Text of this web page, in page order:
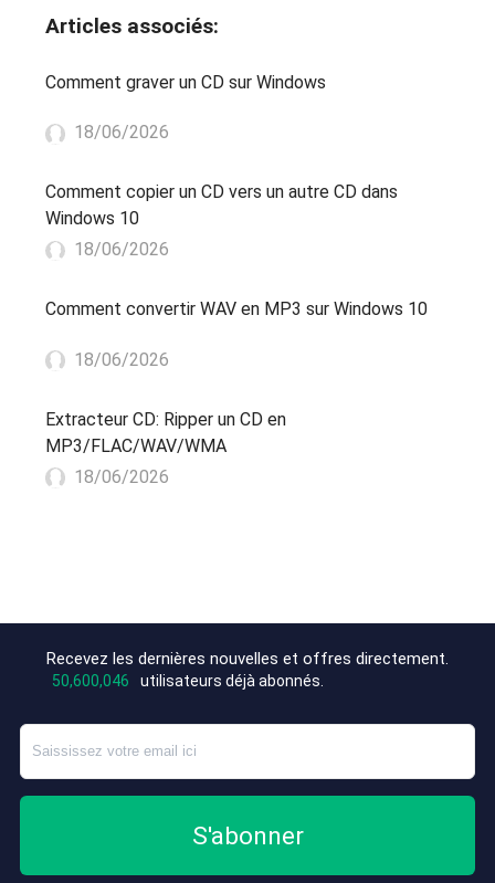
Articles associés:
Comment graver un CD sur Windows
18/06/2026
Comment copier un CD vers un autre CD dans
Windows 10
18/06/2026
Comment convertir WAV en MP3 sur Windows 10
18/06/2026
Extracteur CD: Ripper un CD en
MP3/FLAC/WAV/WMA
18/06/2026
Recevez les dernières nouvelles et offres directement.
50,600,046 utilisateurs déjà abonnés.
S'abonner
+2